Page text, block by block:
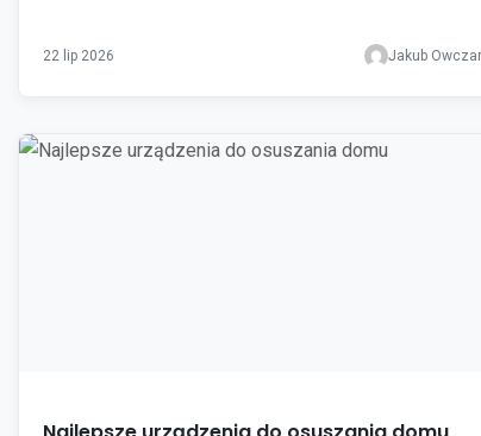
22 lip 2026 Jakub